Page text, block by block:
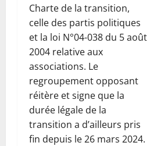
Charte de la transition,
celle des partis politiques
et la loi N°04-038 du 5 août
2004 relative aux
associations. Le
regroupement opposant
réitère et signe que la
durée légale de la
transition a d’ailleurs pris
fin depuis le 26 mars 2024.